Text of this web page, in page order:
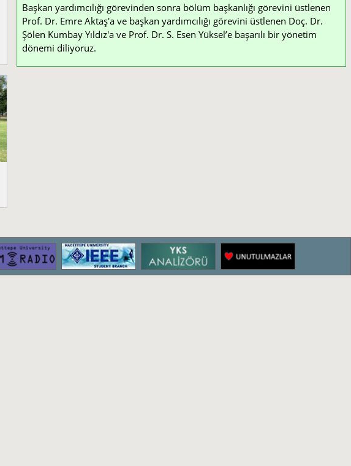
Başkan yardımcılığı görevinden sonra bölüm başkanlığı görevini üstlenen
Prof. Dr. Emre Aktaş'a ve başkan yardımcılığı görevini üstlenen Doç. Dr.
Şölen Kumbay Yıldız'a ve Prof. Dr. S. Esen Yüksel’e başarılı bir yönetim
dönemi diliyoruz.